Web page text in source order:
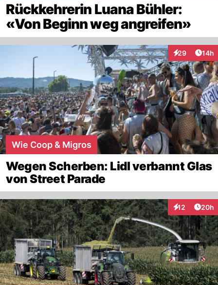
Rückkehrerin Luana Bühler:
«Von Beginn weg angreifen»
29
Interaktionen
14h
Wie Coop & Migros
Wegen Scherben: Lidl verbannt Glas
von Street Parade
12
Interaktionen
20h